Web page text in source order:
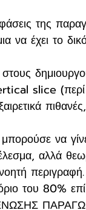
φάσεις της
να έχει το
slice
να
αλλά
του 80%
ΕΝΩΣΗΣ